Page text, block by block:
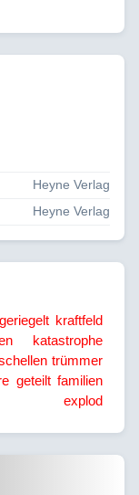
Heyne Verlag
Heyne Verlag
kraftfeld
katastrophe
trümmer
geteilt familien
explod